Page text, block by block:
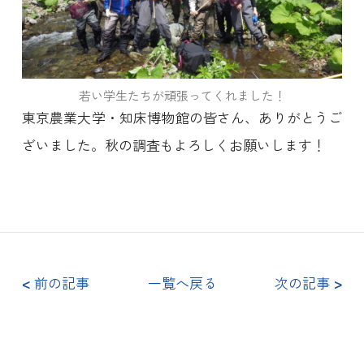
若い学生たちが頑張ってくれました！
東京農業大学・知床博物館の皆さん、ありがとうご
ざいました。秋の調査もよろしくお願いします！
< 前の記事 一覧へ戻る 次の記事 >